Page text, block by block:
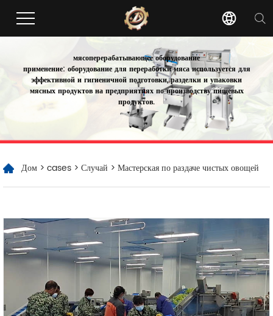
мясоперерабатывающее оборудование
применение: оборудование для переработки мяса используется для
эффективной и гигиеничной подготовки, разделки и упаковки
мясных продуктов на предприятиях по производству пищевых
продуктов.
Дом > cases > Случай > Мастерская по раздаче чистых овощей